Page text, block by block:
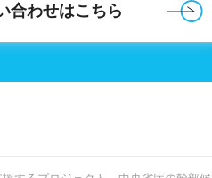
合わせはこちら